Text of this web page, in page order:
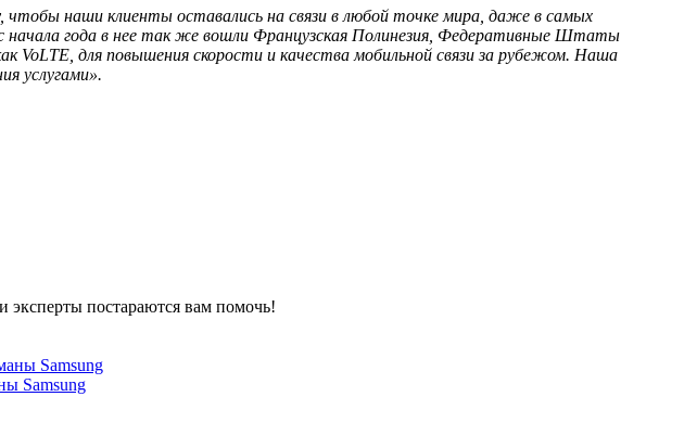
наши клиенты оставались на связи в любой точке мира, даже в самых
года в нее так же вошли Французская Полинезия, Федеративные Штаты
VoLTE, для повышения скорости и качества мобильной связи за рубежом. Наша
услугами».
эксперты постараются вам помочь!
Samsung